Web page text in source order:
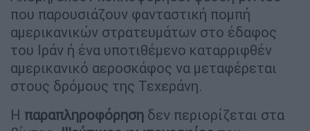
που παρουσιάζουν φανταστική πομπή
αμερικανικών στρατευμάτων στο έδαφος
του Ιράν ή ένα υποτιθέμενο καταρριφθέν
αμερικανικό αεροσκάφος να μεταφέρεται
στους δρόμους της Τεχεράνη.
Η παραπληροφόρηση δεν περιορίζεται στα